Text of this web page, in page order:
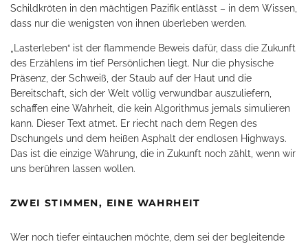
Schildkröten in den mächtigen Pazifik entlässt – in dem Wissen,
dass nur die wenigsten von ihnen überleben werden.
„Lasterleben“ ist der flammende Beweis dafür, dass die Zukunft
des Erzählens im tief Persönlichen liegt. Nur die physische
Präsenz, der Schweiß, der Staub auf der Haut und die
Bereitschaft, sich der Welt völlig verwundbar auszuliefern,
schaffen eine Wahrheit, die kein Algorithmus jemals simulieren
kann. Dieser Text atmet. Er riecht nach dem Regen des
Dschungels und dem heißen Asphalt der endlosen Highways.
Das ist die einzige Währung, die in Zukunft noch zählt, wenn wir
uns berühren lassen wollen.
ZWEI STIMMEN, EINE WAHRHEIT
Wer noch tiefer eintauchen möchte, dem sei der begleitende